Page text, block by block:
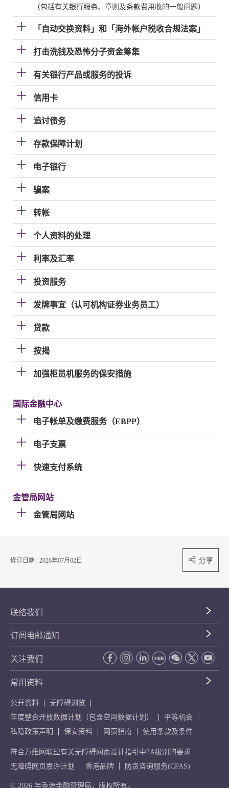
（包括有关银行服务、章则及条款费用收的一般问题）
「自动交换资料」和「海外帐户税收合规法案」
打击洗钱及恐怖分子资金筹集
有关银行产品或服务的投诉
信用卡
追讨债务
存款保障计划
电子银行
骗案
转帐
个人资料的处理
利率及汇率
投资服务
发牌事宜（认可机构证券业务员工）
贷款
按揭
加强柜员机服务的保安措施
国际金融中心
电子帐单及缴费服务（EBPP）
电子支票
快速支付系统
金管局网站
金管局网站
修订日期 : 2026年07月02日 分享
联络我们
订阅电邮通知
关注我们
常用资料
公开资料
无障碍浏览
年度整合开放数据计划（包含空间数据计划）
平等机会
私隐政策声明
保安资料 网页指南 使用条款及条件
符合万维网联盟有关无障碍网页设计指引中2A级别的要求
无障碍网页嘉许计划
香港品牌 防贪咨询服务(CPAS)
© 2026 年香港金融管理局。版权所有。